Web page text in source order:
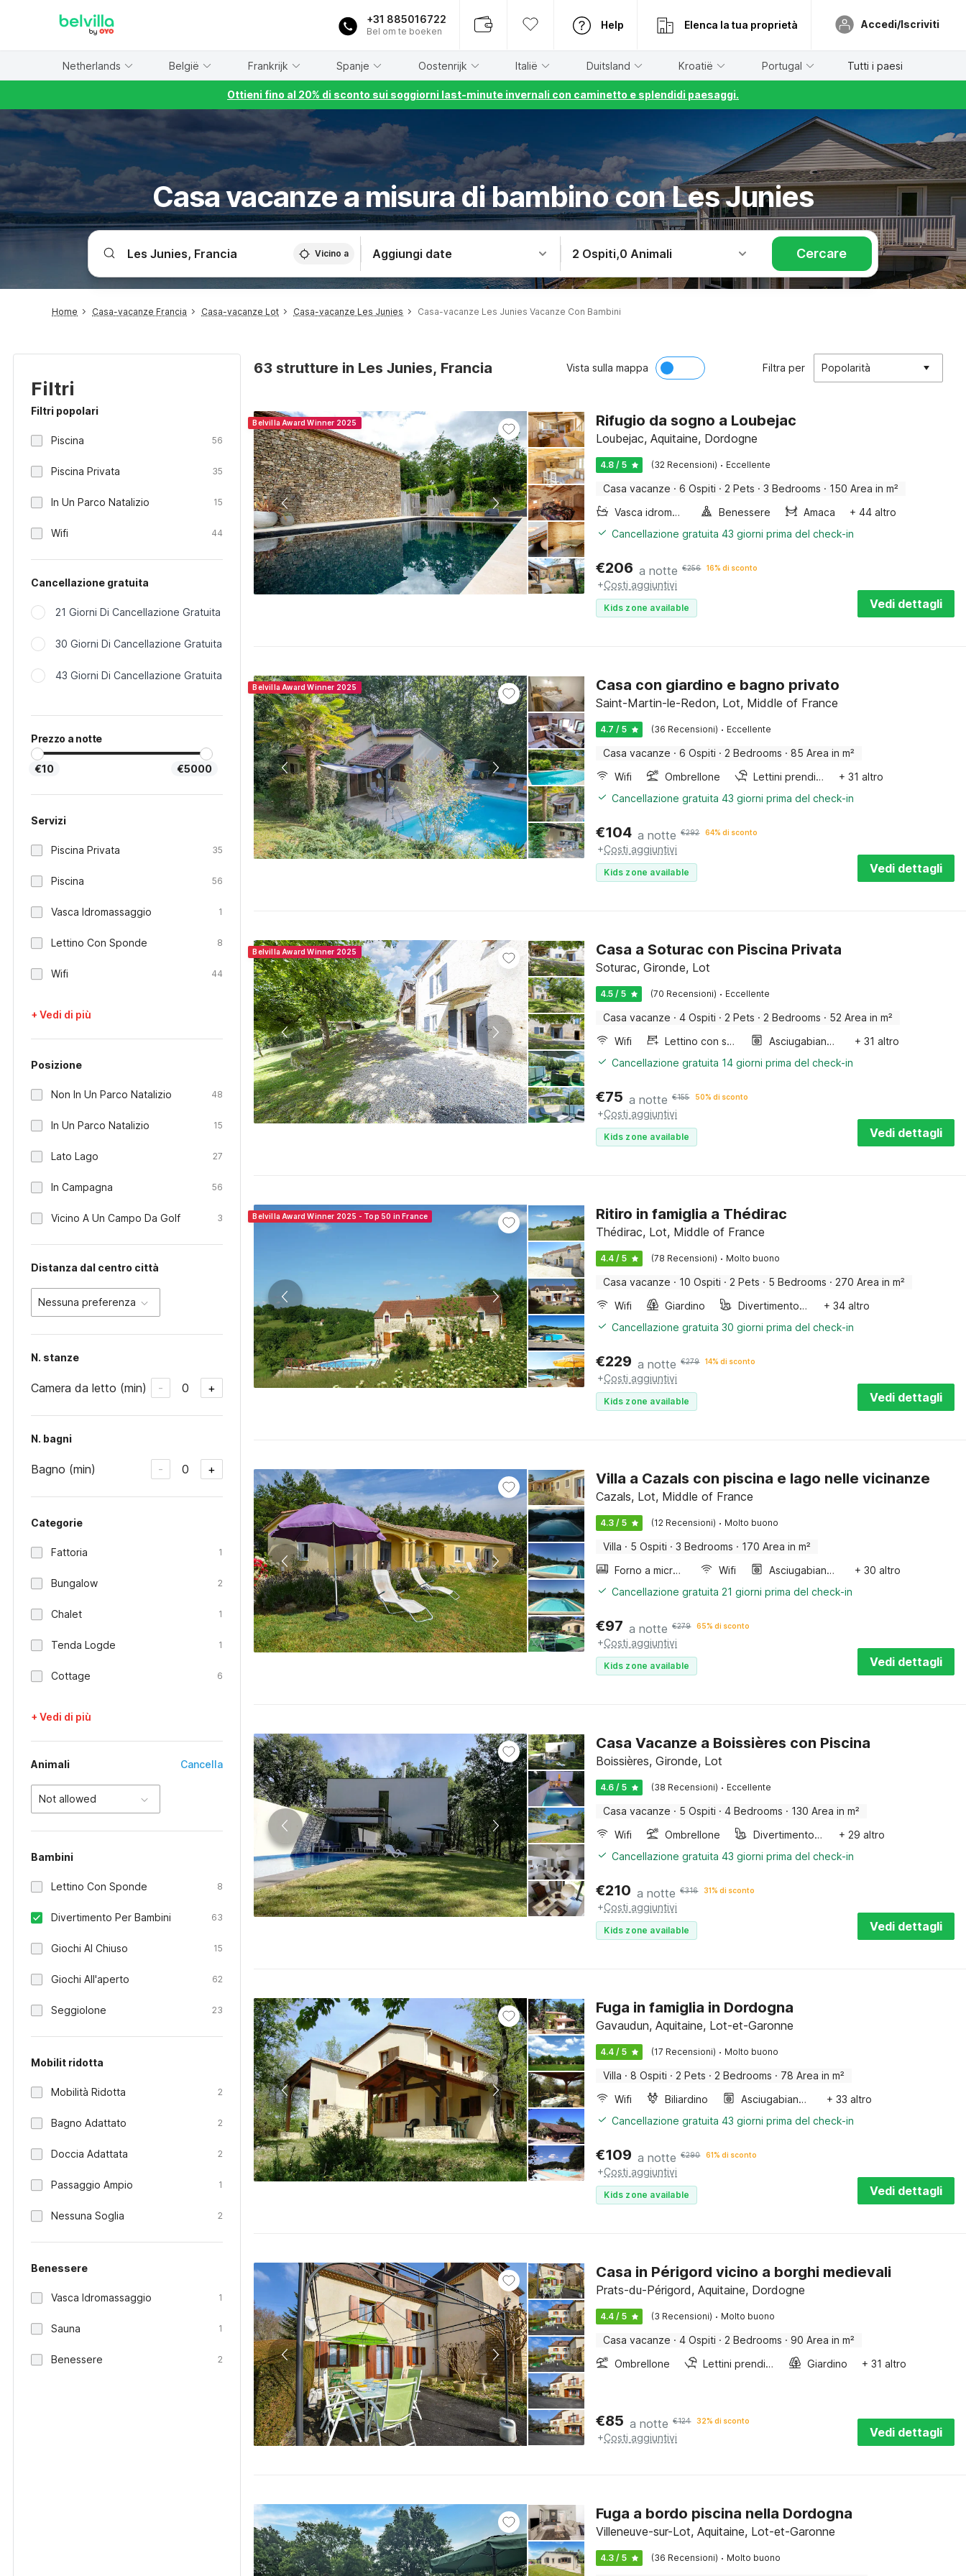
+31 885016722
Bel om te boeken
Help Elenca la tua proprietà Accedi/Iscriviti
Netherlands België Frankrijk Spanje Oostenrijk Italië Duitsland Kroatië Portugal Tutti i paesi
Ottieni fino al 20% di sconto sui soggiorni last-minute invernali con caminetto e splendidi paesaggi.
Casa vacanze a misura di bambino con Les Junies
Vicino a Aggiungi date 2 Ospiti,0 Animali Cercare
Home Casa-vacanze Francia Casa-vacanze Lot Casa-vacanze Les Junies Casa-vacanze Les Junies Vacanze Con Bambini
Filtri
Filtri popolari
Piscina 56
Piscina Privata 35
In Un Parco Natalizio 15
Wifi 44
Cancellazione gratuita
21 Giorni Di Cancellazione Gratuita
30 Giorni Di Cancellazione Gratuita
43 Giorni Di Cancellazione Gratuita
Prezzo a notte
€10 €5000
Servizi
Piscina Privata 35
Piscina 56
Vasca Idromassaggio 1
Lettino Con Sponde 8
Wifi 44
+ Vedi di più
Posizione
Non In Un Parco Natalizio 48
In Un Parco Natalizio 15
Lato Lago 27
In Campagna 56
Vicino A Un Campo Da Golf 3
Distanza dal centro città
Nessuna preferenza
N. stanze
Camera da letto (min) - 0 +
N. bagni
Bagno (min) - 0 +
Categorie
Fattoria 1
Bungalow 2
Chalet 1
Tenda Logde 1
Cottage 6
+ Vedi di più
Animali Cancella
Not allowed
Bambini
Lettino Con Sponde 8
Divertimento Per Bambini 63
Giochi Al Chiuso 15
Giochi All'aperto 62
Seggiolone 23
Mobilit ridotta
Mobilità Ridotta 2
Bagno Adattato 2
Doccia Adattata 2
Passaggio Ampio 1
Nessuna Soglia 2
Benessere
Vasca Idromassaggio 1
Sauna 1
Benessere 2
63 strutture in Les Junies, Francia Vista sulla mappa Filtra per Popolarità
Belvilla Award Winner 2025 Rifugio da sogno a Loubejac
Loubejac, Aquitaine, Dordogne
4.8 / 5 (32 Recensioni) · Eccellente
Casa vacanze · 6 Ospiti · 2 Pets · 3 Bedrooms · 150 Area in m²
Vasca idromassaggio
Benessere Amaca
+ 44 altro
Cancellazione gratuita 43 giorni prima del check-in
€206 a notte €256 16% di sconto
+Costi aggiuntivi
Kids zone available Vedi dettagli
Belvilla Award Winner 2025 Casa con giardino e bagno privato
Saint-Martin-le-Redon, Lot, Middle of France
4.7 / 5 (36 Recensioni) · Eccellente
Casa vacanze · 6 Ospiti · 2 Bedrooms · 85 Area in m²
Wifi
Ombrellone Lettini prendisole
+ 31 altro
Cancellazione gratuita 43 giorni prima del check-in
€104 a notte €292 64% di sconto
+Costi aggiuntivi
Kids zone available Vedi dettagli
Belvilla Award Winner 2025 Casa a Soturac con Piscina Privata
Soturac, Gironde, Lot
4.5 / 5 (70 Recensioni) · Eccellente
Casa vacanze · 4 Ospiti · 2 Pets · 2 Bedrooms · 52 Area in m²
Wifi
Lettino con sponde Asciugabiancheria
+ 31 altro
Cancellazione gratuita 14 giorni prima del check-in
€75 a notte €155 50% di sconto
+Costi aggiuntivi
Kids zone available Vedi dettagli
Belvilla Award Winner 2025 - Top 50 in France Ritiro in famiglia a Thédirac
Thédirac, Lot, Middle of France
4.4 / 5 (78 Recensioni) · Molto buono
Casa vacanze · 10 Ospiti · 2 Pets · 5 Bedrooms · 270 Area in m²
Wifi
Giardino Divertimento per bambini
+ 34 altro
Cancellazione gratuita 30 giorni prima del check-in
€229 a notte €279 14% di sconto
+Costi aggiuntivi
Kids zone available Vedi dettagli
Villa a Cazals con piscina e lago nelle vicinanze
Cazals, Lot, Middle of France
4.3 / 5 (12 Recensioni) · Molto buono
Villa · 5 Ospiti · 3 Bedrooms · 170 Area in m²
Forno a microonde combinato
Wifi Asciugabiancheria
+ 30 altro
Cancellazione gratuita 21 giorni prima del check-in
€97 a notte €279 65% di sconto
+Costi aggiuntivi
Kids zone available Vedi dettagli
Casa Vacanze a Boissières con Piscina
Boissières, Gironde, Lot
4.6 / 5 (38 Recensioni) · Eccellente
Casa vacanze · 5 Ospiti · 4 Bedrooms · 130 Area in m²
Wifi
Ombrellone Divertimento per bambini
+ 29 altro
Cancellazione gratuita 43 giorni prima del check-in
€210 a notte €316 31% di sconto
+Costi aggiuntivi
Kids zone available Vedi dettagli
Fuga in famiglia in Dordogna
Gavaudun, Aquitaine, Lot-et-Garonne
4.4 / 5 (17 Recensioni) · Molto buono
Villa · 8 Ospiti · 2 Pets · 2 Bedrooms · 78 Area in m²
Wifi
Biliardino Asciugabiancheria
+ 33 altro
Cancellazione gratuita 43 giorni prima del check-in
€109 a notte €290 61% di sconto
+Costi aggiuntivi
Kids zone available Vedi dettagli
Casa in Périgord vicino a borghi medievali
Prats-du-Périgord, Aquitaine, Dordogne
4.4 / 5 (3 Recensioni) · Molto buono
Casa vacanze · 4 Ospiti · 2 Bedrooms · 90 Area in m²
Ombrellone
Lettini prendisole Giardino + 31 altro
€85 a notte €124 32% di sconto
+Costi aggiuntivi Vedi dettagli
Fuga a bordo piscina nella Dordogna
Villeneuve-sur-Lot, Aquitaine, Lot-et-Garonne
4.3 / 5 (36 Recensioni) · Molto buono